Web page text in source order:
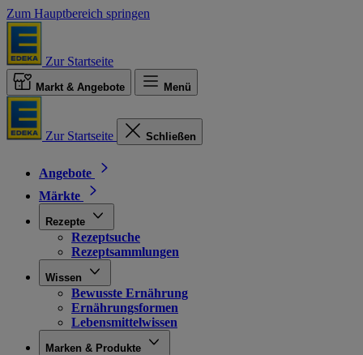
Zum Hauptbereich springen
Zur Startseite
Markt & Angebote Menü
Zur Startseite Schließen
Angebote
Märkte
Rezepte
Rezeptsuche
Rezeptsammlungen
Wissen
Bewusste Ernährung
Ernährungsformen
Lebensmittelwissen
Marken & Produkte